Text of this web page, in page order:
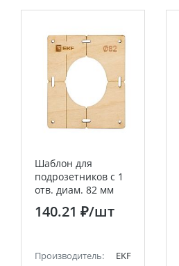
Шаблон для
подрозетников c 1
отв. диам. 82 мм
EKF Expert
140.21 ₽/шт
Производитель:
EKF